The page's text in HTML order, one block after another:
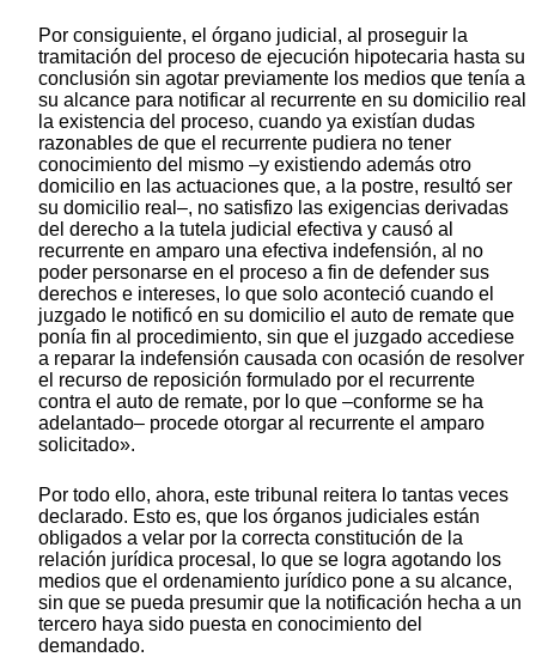
Por consiguiente, el órgano judicial, al proseguir la
tramitación del proceso de ejecución hipotecaria hasta su
conclusión sin agotar previamente los medios que tenía a
su alcance para notificar al recurrente en su domicilio real
la existencia del proceso, cuando ya existían dudas
razonables de que el recurrente pudiera no tener
conocimiento del mismo –y existiendo además otro
domicilio en las actuaciones que, a la postre, resultó ser
su domicilio real–, no satisfizo las exigencias derivadas
del derecho a la tutela judicial efectiva y causó al
recurrente en amparo una efectiva indefensión, al no
poder personarse en el proceso a fin de defender sus
derechos e intereses, lo que solo aconteció cuando el
juzgado le notificó en su domicilio el auto de remate que
ponía fin al procedimiento, sin que el juzgado accediese
a reparar la indefensión causada con ocasión de resolver
el recurso de reposición formulado por el recurrente
contra el auto de remate, por lo que –conforme se ha
adelantado– procede otorgar al recurrente el amparo
solicitado».
Por todo ello, ahora, este tribunal reitera lo tantas veces
declarado. Esto es, que los órganos judiciales están
obligados a velar por la correcta constitución de la
relación jurídica procesal, lo que se logra agotando los
medios que el ordenamiento jurídico pone a su alcance,
sin que se pueda presumir que la notificación hecha a un
tercero haya sido puesta en conocimiento del
demandado.